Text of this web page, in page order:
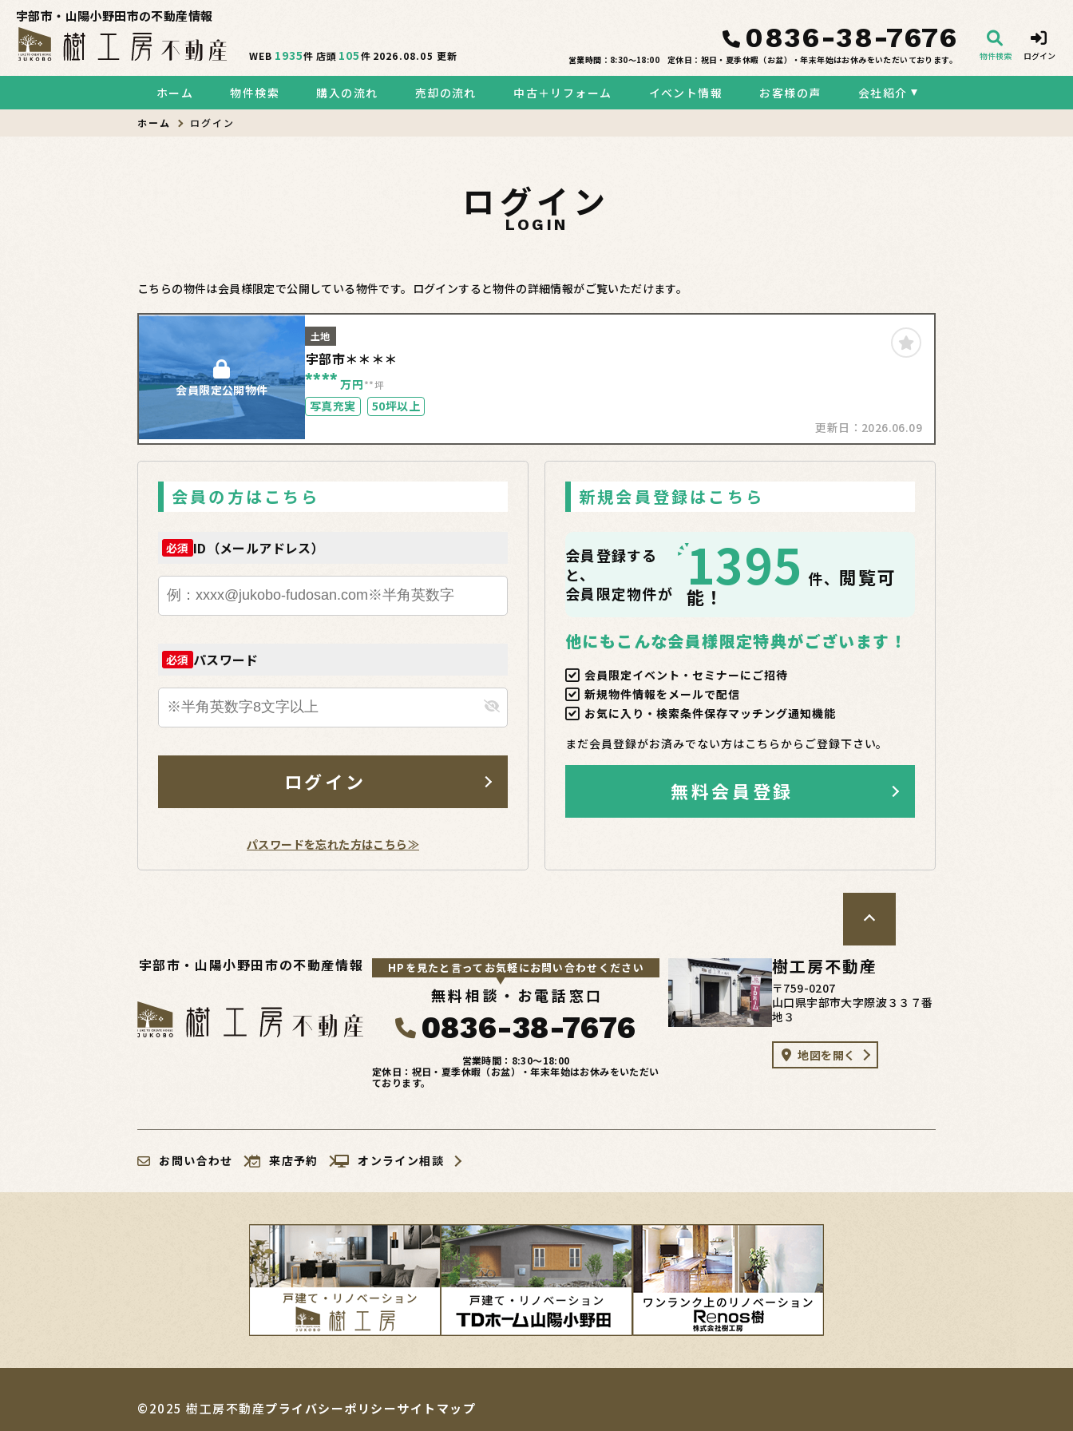
宇部市・山陽小野田市の不動産情報
WEB 1935件 店頭 105件 2026.08.05更新
0836-38-7676
営業時間：8:30〜18:00 定休日：祝日・夏季休暇（お盆）・年末年始はお休みをいただいております。 物件検索 ログイン
ホーム 物件検索 購入の流れ 売却の流れ 中古＋リフォーム イベント情報 お客様の声 会社紹介
ホーム ログイン
ログイン
LOGIN
こちらの物件は会員様限定で公開している物件です。ログインすると物件の詳細情報がご覧いただけます。
会員限定公開物件
土地
宇部市＊＊＊＊
**** 万円**坪
写真充実
50坪以上
更新日： 2026.06.09
会員の方はこちら
必須 ID（メールアドレス）
必須 パスワード
ログイン
パスワードを忘れた方はこちら≫
新規会員登録はこちら
会員登録する
と、
会員限定物件が
1395 件、 閲覧可
能！
他にもこんな会員様限定特典がございます！
会員限定イベント・セミナーにご招待
新規物件情報をメールで配信
お気に入り・検索条件保存マッチング通知機能
まだ会員登録がお済みでない方はこちらからご登録下さい。
無料会員登録
宇部市・山陽小野田市の不動産情報 HPを見たと言ってお気軽にお問い合わせください
無料相談・お電話窓口
0836-38-7676
営業時間：8:30〜18:00
定休日：祝日・夏季休暇（お盆）・年末年始はお休みをいただい
ております。
樹工房不動産
〒759-0207
山口県宇部市大字際波３３７番
地３
地図を開く
お問い合わせ 来店予約 オンライン相談
プライバシーポリシーサイトマップ
©2025 樹工房不動産